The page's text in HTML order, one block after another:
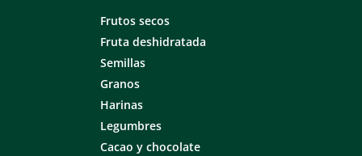
Frutos secos
Fruta deshidratada
Semillas
Granos
Harinas
Legumbres
Cacao y chocolate